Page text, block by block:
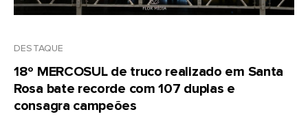
DESTAQUE
18º MERCOSUL de truco realizado em Santa
Rosa bate recorde com 107 duplas e
consagra campeões